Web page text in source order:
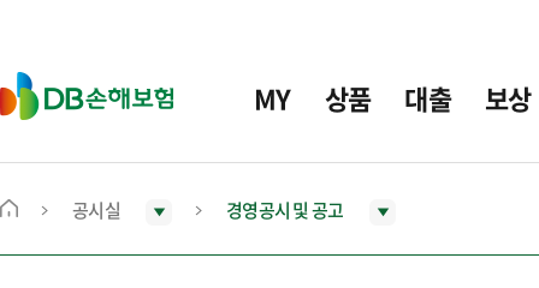
D
B
보
MY 상품 대출 보상
메
공시실 경영공시 및 공고